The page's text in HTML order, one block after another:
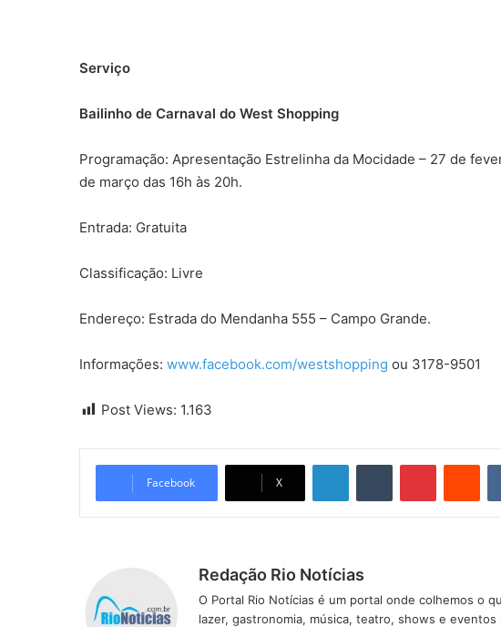
Serviço
Bailinho de Carnaval do West Shopping
Programação: Apresentação Estrelinha da Mocidade – 27 de
de março das 16h às 20h.
Entrada: Gratuita
Classificação: Livre
Endereço: Estrada do Mendanha 555 – Campo Grande.
Informações: www.facebook.com/westshopping ou 3178-9501
Post Views: 1.163
Facebook X
Redação Rio Notícias
O Portal Rio Notícias é um portal onde colhemos o
lazer, gastronomia, música, teatro, shows e